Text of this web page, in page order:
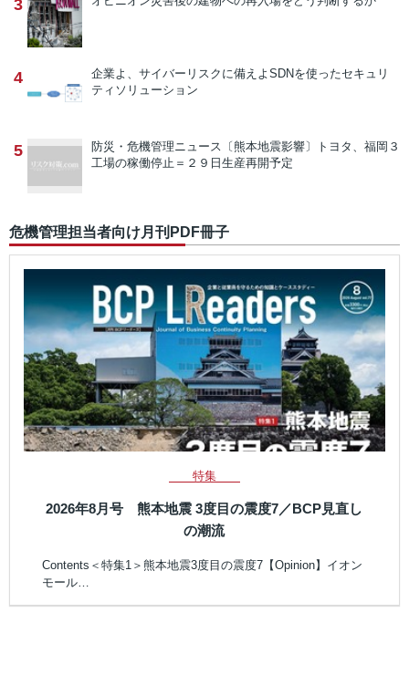
3
4 企業よ、サイバーリスクに備えよ SDNを使ったセキュリ
ティソリューション
5 防災・危機管理ニュース 〔熊本地震影響〕トヨタ、福岡３
工場の稼働停止＝２９日生産再開予定
危機管理担当者向け月刊PDF冊子
特集
2026年8月号 熊本地震 3度目の震度7／BCP見直し
の潮流
Contents＜特集1＞熊本地震3度目の震度7【Opinion】イオン
モール…